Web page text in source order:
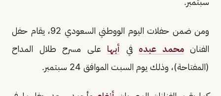
ومن ضمن حفلات اليوم الووطني السعودي 92، يقام حفل
الفنانمحمد عبده في أبها على مسرح طلال المداح
(المفتاحة)، وذلك يوم السبت الموافق 24 سبتمبر.